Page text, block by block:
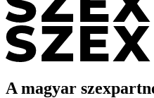
A magyar